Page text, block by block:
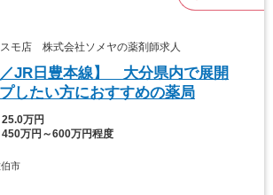
モ店 株式会社ソメヤの薬剤師求人
／JR日豊本線】 大分県内で展開
したい方におすすめの薬局
25.0万円
450万円～600万円程度
市